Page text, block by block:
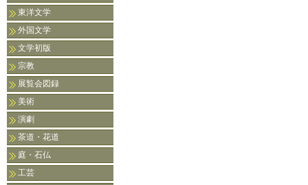
東洋文学
外国文学
文学初版
宗教
展覧会図録
美術
演劇
茶道・花道
庭・石仏
工芸